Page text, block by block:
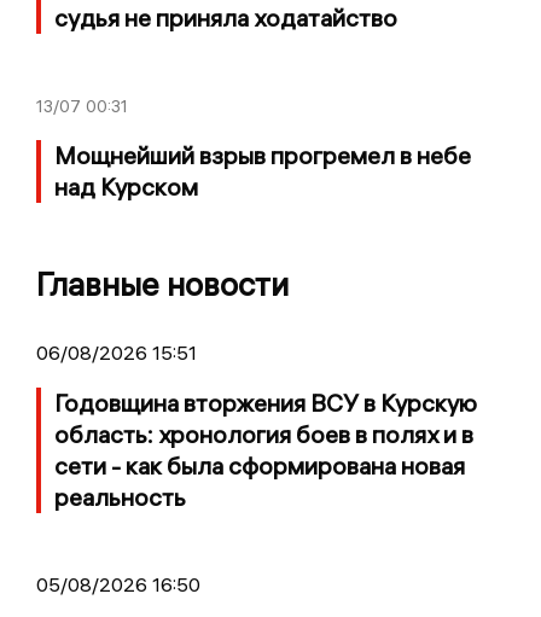
судья не приняла ходатайство
13/07 00:31
Мощнейший взрыв прогремел в небе
над Курском
Главные новости
06/08/2026 15:51
Годовщина вторжения ВСУ в Курскую
область: хронология боев в полях и в
сети - как была сформирована новая
реальность
05/08/2026 16:50